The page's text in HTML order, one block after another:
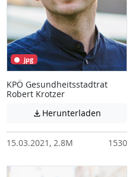
jpg
KPÖ Gesundheitsstadtrat
Robert Krotzer
 Herunterladen
15.03.2021, 2.8M 1530